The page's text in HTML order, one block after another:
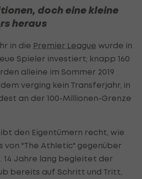
doch eine kleine
heraus
in die Premier League wurde in
Spieler investiert; knapp 160
alleine im Sommer 2019
verging kein Transferjahr, in
an der 100-Millionen-Grenze
den Eigentümern recht, wie
von "The Athletic" gegenüber
14 Jahre lang begleitet der
bereits auf Schritt und Tritt,